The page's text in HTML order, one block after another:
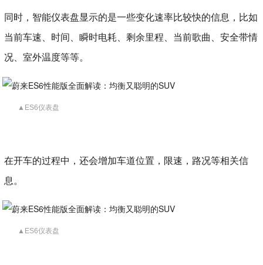
同时，智能仪表盘显示的是一些变化速率比较快的信息，比如
当前车速、时间、瞬时电耗、剩余里程、当前歌曲、安全带情
况、室外温度等等。
▲ES6仪表盘
在开车的过程中，还会增加车道位置，限速，路况等相关信
息。
▲ES6仪表盘